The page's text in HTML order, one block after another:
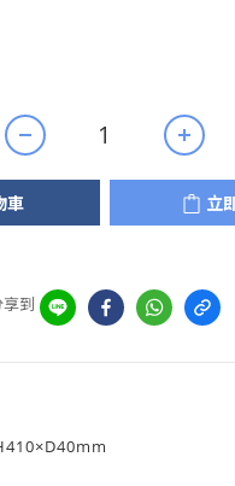
車 立
到